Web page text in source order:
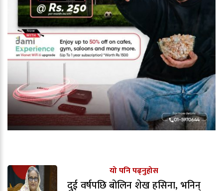
यो पनि पढ्नुहोस
दुई वर्षपछि बोलिन शेख हसिना, भनिन्